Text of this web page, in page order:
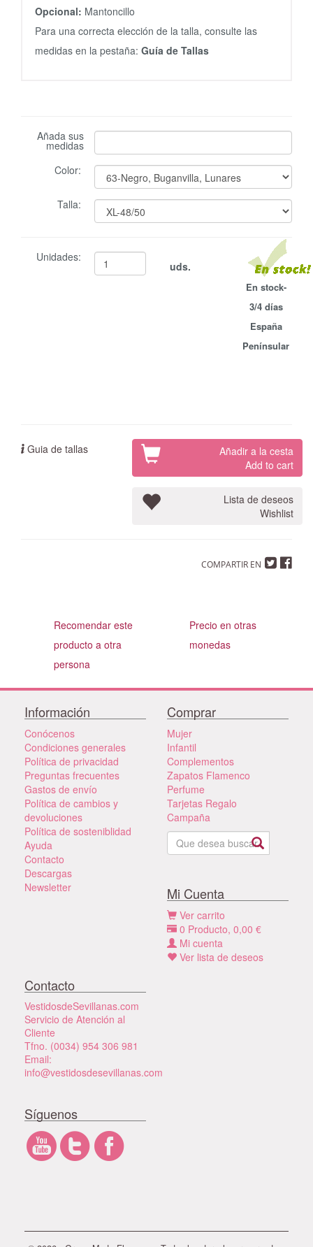
Opcional: Mantoncillo
Para una correcta elección de la talla, consulte las
medidas en la pestaña: Guía de Tallas
Añada sus
medidas
Color:
Talla:
Unidades:
uds.
En stock-
3/4 días
España
Penínsular
Guia de tallas
Añadir a la cesta
Add to cart
Lista de deseos
Wishlist
COMPARTIR EN
Recomendar este
producto a otra
persona
Precio en otras
monedas
Información
Conócenos
Condiciones generales
Política de privacidad
Preguntas frecuentes
Gastos de envío
Política de cambios y
devoluciones
Política de sosteniblidad
Ayuda
Contacto
Descargas
Newsletter
Comprar
Mujer
Infantil
Complementos
Zapatos Flamenco
Perfume
Tarjetas Regalo
Campaña
Mi Cuenta
Ver carrito
0 Producto, 0,00 €
Mi cuenta
Ver lista de deseos
Contacto
VestidosdeSevillanas.com
Servicio de Atención al
Cliente
Tfno. (0034) 954 306 981
Email:
info@vestidosdesevillanas.com
Síguenos